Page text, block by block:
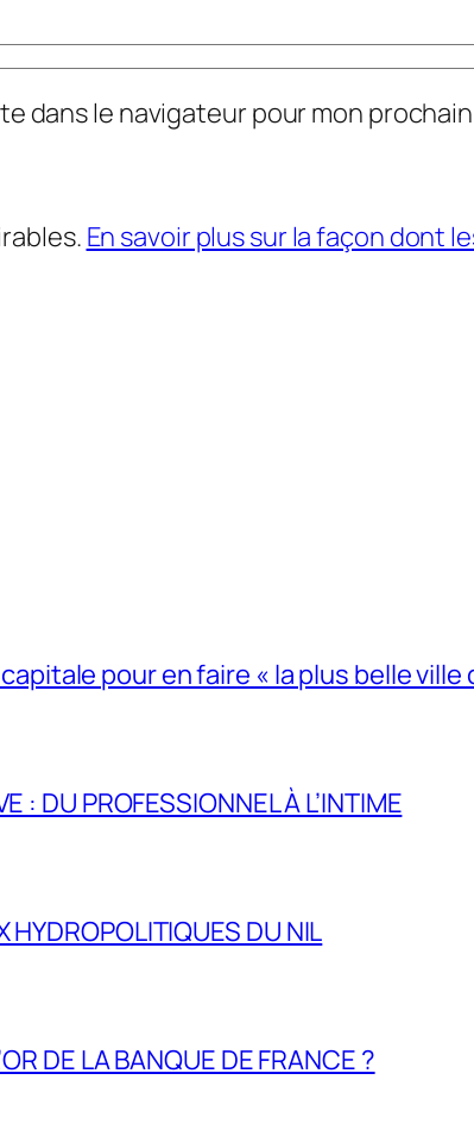
dans le navigateur pour mon
En savoir plus sur la façon dont
capitale pour en faire « la plus belle
: DU PROFESSIONNEL À L’INTIME
HYDROPOLITIQUES DU NIL
DE LA BANQUE DE FRANCE ?